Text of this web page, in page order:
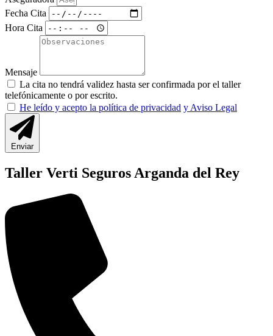
Fecha Cita
Hora Cita
Mensaje
La cita no tendrá validez hasta ser confirmada por el taller
telefónicamente o por escrito.
He leído y acepto la política de privacidad y Aviso Legal
Enviar
Taller Verti Seguros Arganda del Rey